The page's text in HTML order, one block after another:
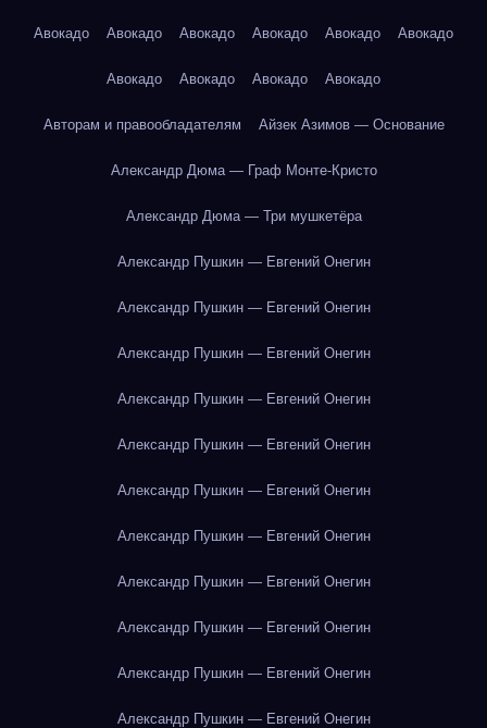
Авокадо Авокадо Авокадо Авокадо Авокадо Авокадо
Авокадо Авокадо Авокадо Авокадо
Авторам и правообладателям Айзек Азимов — Основание
Александр Дюма — Граф Монте-Кристо
Александр Дюма — Три мушкетёра
Александр Пушкин — Евгений Онегин
Александр Пушкин — Евгений Онегин
Александр Пушкин — Евгений Онегин
Александр Пушкин — Евгений Онегин
Александр Пушкин — Евгений Онегин
Александр Пушкин — Евгений Онегин
Александр Пушкин — Евгений Онегин
Александр Пушкин — Евгений Онегин
Александр Пушкин — Евгений Онегин
Александр Пушкин — Евгений Онегин
Александр Пушкин — Евгений Онегин